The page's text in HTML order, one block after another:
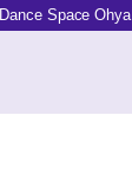
Space Ohya